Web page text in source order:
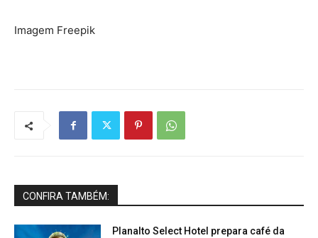
Imagem Freepik
CONFIRA TAMBÉM:
Planalto Select Hotel prepara café da